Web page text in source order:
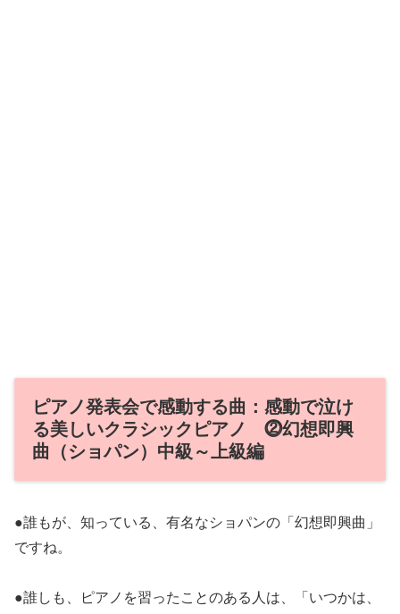
ピアノ発表会で感動する曲：感動で泣け
る美しいクラシックピアノ ⓶幻想即興
曲（ショパン）中級～上級編
●誰もが、知っている、有名なショパンの「幻想即興曲」
ですね。
●誰しも、ピアノを習ったことのある人は、「いつかは、